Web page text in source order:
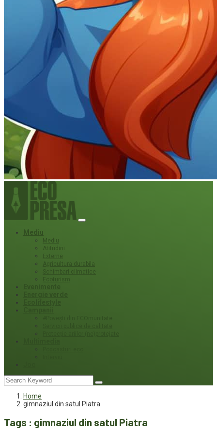
Mediu
Mediu
Atitudini
Externe
Agricultura durabila
Schimbari climatice
Ecoturism
Home
gimnaziul din satul Piatra
Tags : gimnaziul din satul Piatra